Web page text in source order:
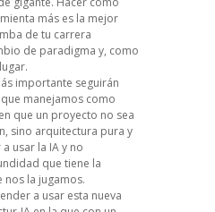
más es la mejor
de tu carrera
de paradigma y, como
importante seguirán
manejamos como
que un proyecto no sea
sino arquitectura pura y
usar la IA y no
que tiene la
la jugamos.
a usar esta nueva